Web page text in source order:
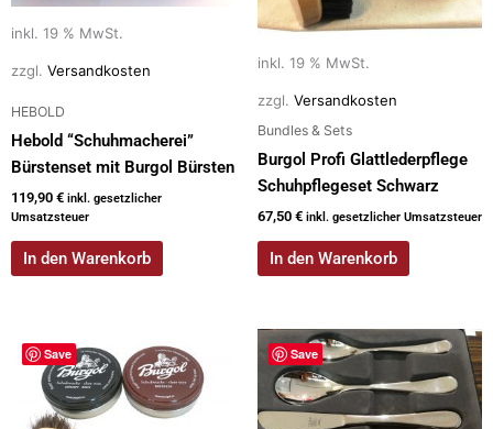
inkl. 19 % MwSt.
zzgl. Versandkosten
HEBOLD
Hebold “Schuhmacherei”
Bürstenset mit Burgol Bürsten
119,90 € inkl. gesetzlicher
Umsatzsteuer
In den Warenkorb
inkl. 19 % MwSt.
zzgl. Versandkosten
Bundles & Sets
Burgol Profi Glattlederpflege
Schuhpflegeset Schwarz
67,50 € inkl. gesetzlicher Umsatzsteuer
In den Warenkorb
Save Save